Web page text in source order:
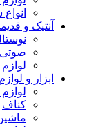
آنتیک و
صوتی
ابزار و
کناف